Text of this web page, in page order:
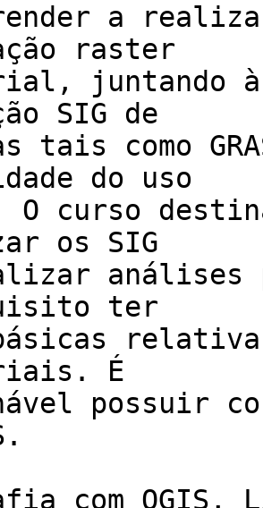
a
raster
juntando
SIG de
tais como
do uso
O curso
os SIG
análises
ter
É
possuir